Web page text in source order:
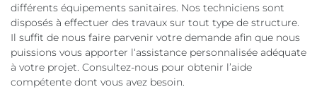
différents équipements sanitaires. Nos techniciens sont
disposés à effectuer des travaux sur tout type de structure.
Il suffit de nous faire parvenir votre demande afin que nous
puissions vous apporter l‘assistance personnalisée adéquate
à votre projet. Consultez-nous pour obtenir l’aide
compétente dont vous avez besoin.